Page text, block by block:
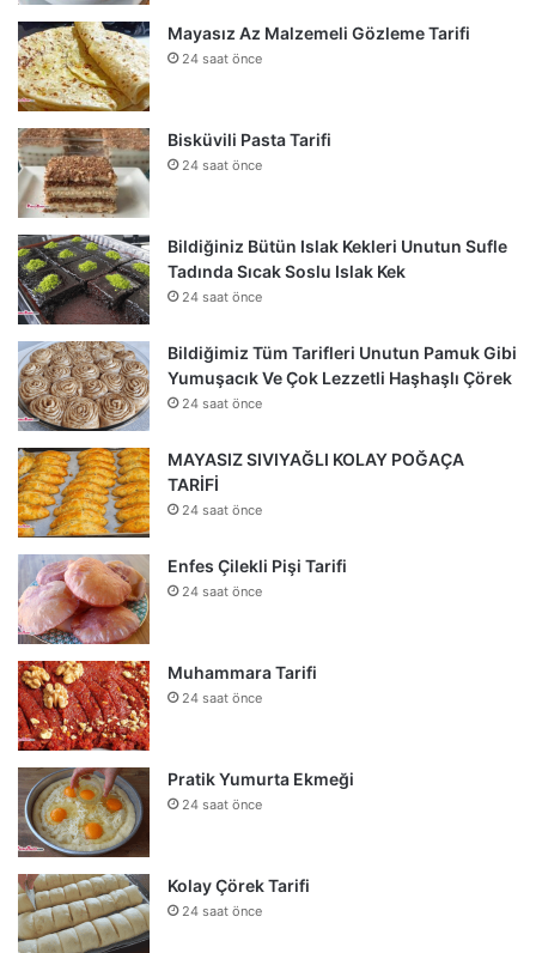
Mayasız Az Malzemeli Gözleme Tarifi
24 saat önce
Bisküvili Pasta Tarifi
24 saat önce
Bildiğiniz Bütün Islak Kekleri Unutun Sufle
Tadında Sıcak Soslu Islak Kek
24 saat önce
Bildiğimiz Tüm Tarifleri Unutun Pamuk Gibi
Yumuşacık Ve Çok Lezzetli Haşhaşlı Çörek
24 saat önce
MAYASIZ SIVIYAĞLI KOLAY POĞAÇA
TARİFİ
24 saat önce
Enfes Çilekli Pişi Tarifi
24 saat önce
Muhammara Tarifi
24 saat önce
Pratik Yumurta Ekmeği
24 saat önce
Kolay Çörek Tarifi
24 saat önce